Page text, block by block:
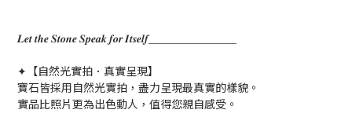
𝑳𝒆𝒕 𝒕𝒉𝒆 𝑺𝒕𝒐𝒏𝒆 𝑺𝒑𝒆𝒂𝒌 𝒇𝒐𝒓 𝑰𝒕𝒔𝒆𝒍𝒇＿＿＿＿＿＿＿＿
✦【自然光實拍．真實呈現】
寶石皆採用自然光實拍，盡力呈現最真實的樣貌。
實品比照片更為出色動人，值得您親自感受。